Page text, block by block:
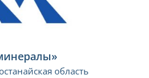
область